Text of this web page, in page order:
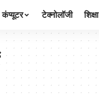
कंप्यूटर टेक्नोलॉजी शिक्षा